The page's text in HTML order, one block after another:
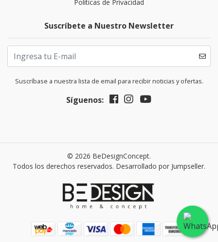
Políticas de Privacidad
Suscríbete a Nuestro Newsletter
Suscríbase a nuestra lista de email para recibir noticias y ofertas.
Síguenos:
© 2026 BeDesignConcept.
Todos los derechos reservados. Desarrollado por Jumpseller.